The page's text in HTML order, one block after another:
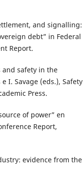
and signalling:
debt” in Federal
Report.
and safety in the
I. Savage (eds.), Safety
Press.
of power” en
Report,
evidence from the